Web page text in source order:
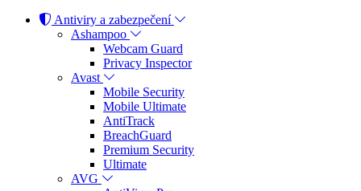
Antiviry a zabezpečení
Ashampoo
Webcam Guard
Privacy Inspector
Avast
Mobile Security
Mobile Ultimate
AntiTrack
BreachGuard
Premium Security
Ultimate
AVG